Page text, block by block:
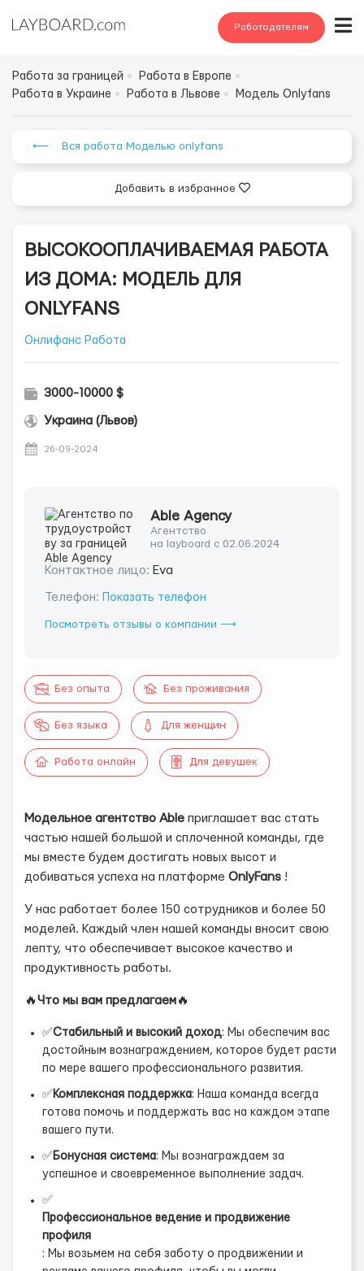
Работодателям
Работа за границей
Работа в Европе
Работа в Украине
Работа в Львове Модель Onlyfans
⟵ Вся работа Моделью onlyfans
Добавить в избранное
ВЫСОКООПЛАЧИВАЕМАЯ РАБОТА
ИЗ ДОМА: МОДЕЛЬ ДЛЯ
ONLYFANS
Онлифанс Работа
3000-10000 $
Украина (Львов)
26-09-2024
Able Agency
Агентство
на layboard с 02.06.2024
Контактное лицо: Eva
Телефон: Показать телефон
Посмотреть отзывы о компании ⟶
Без опыта Без проживания
Без языка Для женщин
Работа онлайн Для девушек
Модельное агентство Able приглашает вас стать
частью нашей большой и сплоченной команды, где
мы вместе будем достигать новых высот и
добиваться успеха на платформе OnlyFans !
У нас работает более 150 сотрудников и более 50
моделей. Каждый член нашей команды вносит свою
лепту, что обеспечивает высокое качество и
продуктивность работы.
🔥 Что мы вам предлагаем 🔥
✅Стабильный и высокий доход: Мы обеспечим вас
достойным вознаграждением, которое будет расти
по мере вашего профессионального развития.
✅ Комплексная поддержка: Наша команда всегда
готова помочь и поддержать вас на каждом этапе
вашего пути.
✅ Бонусная система: Мы вознаграждаем за
успешное и своевременное выполнение задач.
✅
Профессиональное ведение и продвижение
профиля
: Мы возьмем на себя заботу о продвижении и